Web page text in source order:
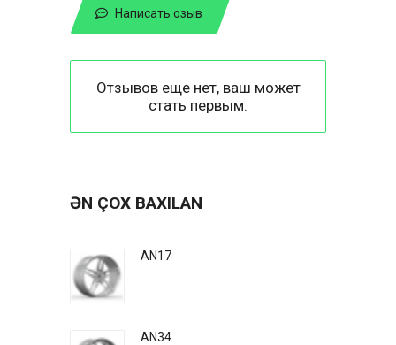
Написать озыв
Отзывов еще нет, ваш может
стать первым.
ƏN ÇOX BAXILAN
AN17
AN34